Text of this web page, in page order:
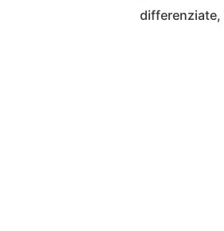
differenziate,